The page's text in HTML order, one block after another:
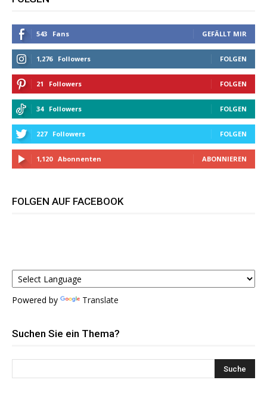
543 Fans GEFÄLLT MIR
1,276 Followers FOLGEN
21 Followers FOLGEN
34 Followers FOLGEN
227 Followers FOLGEN
1,120 Abonnenten ABONNIEREN
FOLGEN AUF FACEBOOK
Powered by Translate
Suchen Sie ein Thema?